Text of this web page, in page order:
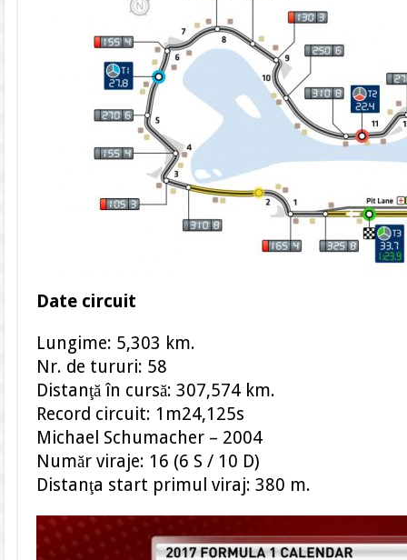
Date circuit
Lungime: 5,303 km.
Nr. de tururi: 58
Distanţă în cursă: 307,574 km.
Record circuit: 1m24,125s
Michael Schumacher – 2004
Număr viraje: 16 (6 S / 10 D)
Distanţa start primul viraj: 380 m.